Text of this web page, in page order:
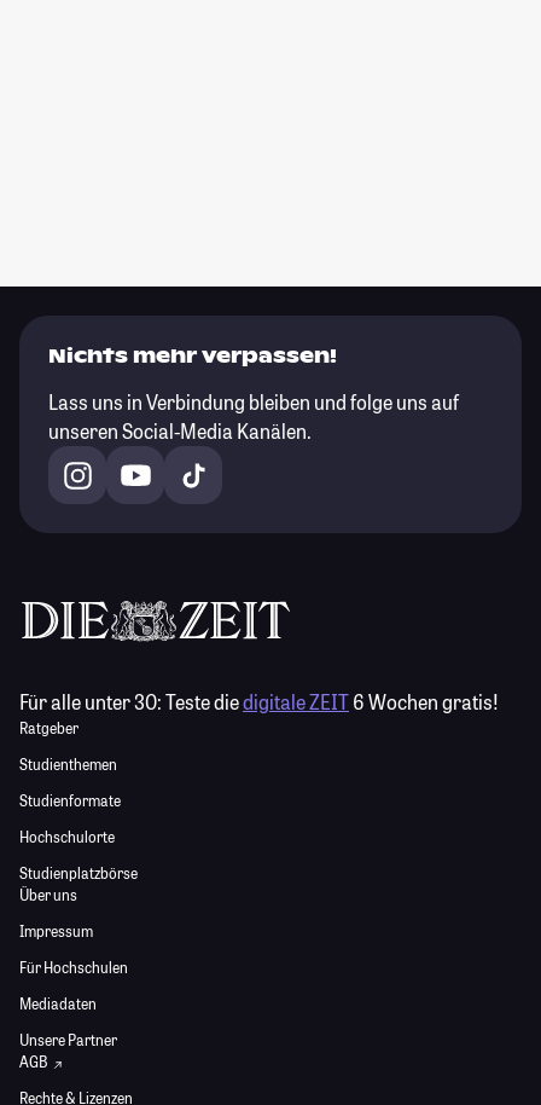
Nichts mehr verpassen!
Lass uns in Verbindung bleiben und folge uns auf
unseren Social-Media Kanälen.
Für alle unter 30:Teste diedigitale ZEIT6 Wochen gratis!
Ratgeber
Studienthemen
Studienformate
Hochschulorte
Studienplatzbörse
Über uns
Impressum
Für Hochschulen
Mediadaten
Unsere Partner
AGB
Rechte & Lizenzen